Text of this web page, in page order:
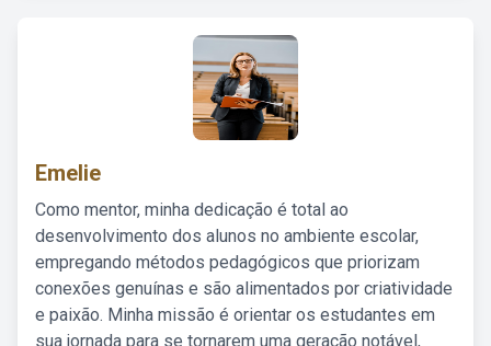
Emelie
Como mentor, minha dedicação é total ao
desenvolvimento dos alunos no ambiente escolar,
empregando métodos pedagógicos que priorizam
conexões genuínas e são alimentados por criatividade
e paixão. Minha missão é orientar os estudantes em
sua jornada para se tornarem uma geração notável,